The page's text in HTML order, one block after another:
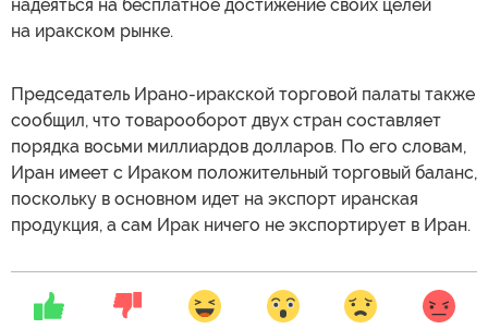
надеяться на бесплатное достижение своих целей
на иракском рынке.
Председатель Ирано-иракской торговой палаты также
сообщил, что товарооборот двух стран составляет
порядка восьми миллиардов долларов. По его словам,
Иран имеет с Ираком положительный торговый баланс,
поскольку в основном идет на экспорт иранская
продукция, а сам Ирак ничего не экспортирует в Иран.